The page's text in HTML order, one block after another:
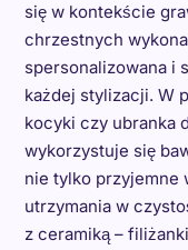
się w kontekście
chrzestnych
spersonalizowana i
każdej stylizacji. W
kocyki czy ubranka
wykorzystuje się
nie tylko przyjemne
utrzymania w
z ceramiką –